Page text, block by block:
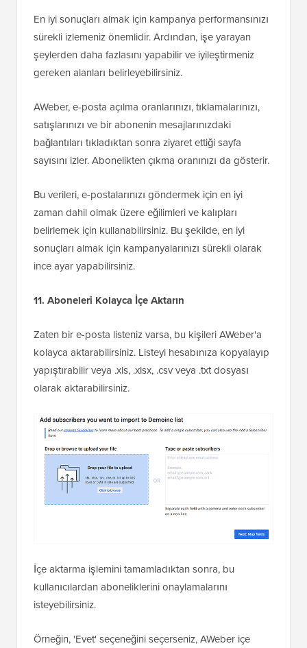
En iyi sonuçları almak için kampanya performansınızı
sürekli izlemeniz önemlidir. Ardından, işe yarayan
şeylerden daha fazlasını yapabilir ve iyileştirmeniz
gereken alanları belirleyebilirsiniz.
AWeber, e-posta açılma oranlarınızı, tıklamalarınızı,
satışlarınızı ve bir abonenin mesajlarınızdaki
bağlantıları tıkladıktan sonra ziyaret ettiği sayfa
sayısını izler. Abonelikten çıkma oranınızı da gösterir.
Bu verileri, e-postalarınızı göndermek için en iyi
zaman dahil olmak üzere eğilimleri ve kalıpları
belirlemek için kullanabilirsiniz. Bu şekilde, en iyi
sonuçları almak için kampanyalarınızı sürekli olarak
ince ayar yapabilirsiniz.
11. Aboneleri Kolayca İçe Aktarın
Zaten bir e-posta listeniz varsa, bu kişileri AWeber'a
kolayca aktarabilirsiniz. Listeyi hesabınıza kopyalayıp
yapıştırabilir veya .xls, .xlsx, .csv veya .txt dosyası
olarak aktarabilirsiniz.
İçe aktarma işlemini tamamladıktan sonra, bu
kullanıcılardan aboneliklerini onaylamalarını
isteyebilirsiniz.
Örneğin, 'Evet' seçeneğini seçerseniz, AWeber içe